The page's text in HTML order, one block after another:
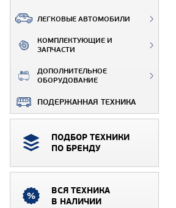
ЛЕГКОВЫЕ АВТОМОБИЛИ
КОМПЛЕКТУЮЩИЕ И
ЗАПЧАСТИ
ДОПОЛНИТЕЛЬНОЕ
ОБОРУДОВАНИЕ
ПОДЕРЖАННАЯ ТЕХНИКА
ПОДБОР ТЕХНИКИ
ПО БРЕНДУ
ВСЯ ТЕХНИКА
В НАЛИЧИИ